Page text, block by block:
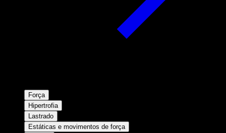
Força
Hipertrofia
Lastrado
Estáticas e movimentos de força